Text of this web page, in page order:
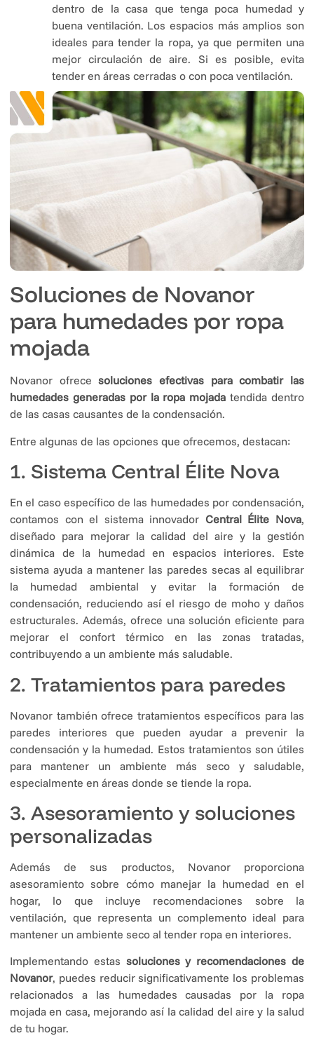
dentro de la casa que tenga poca humedad y
buena ventilación. Los espacios más amplios son
ideales para tender la ropa, ya que permiten una
mejor circulación de aire. Si es posible, evita
tender en áreas cerradas o con poca ventilación.
Soluciones de Novanor
para humedades por ropa
mojada
Novanor ofrecesoluciones efectivas para combatir las
humedades generadas por la ropa mojada tendida dentro
de las casas causantes de la condensación.
Entre algunas de las opciones que ofrecemos, destacan:
1. Sistema Central Élite Nova
En el caso específico de las humedades por condensación,
contamos con el sistema innovador Central Élite Nova,
diseñado para mejorar la calidad del aire y la gestión
dinámica de la humedad en espacios interiores. Este
sistema ayuda a mantener las paredes secas al equilibrar
la humedad ambiental y evitar la formación de
condensación, reduciendo así el riesgo de moho y daños
estructurales. Además, ofrece una solución eficiente para
mejorar el confort térmico en las zonas tratadas,
contribuyendo a un ambiente más saludable.
2. Tratamientos para paredes
Novanor también ofrece tratamientos específicos para las
paredes interiores que pueden ayudar a prevenir la
condensación y la humedad. Estos tratamientos son útiles
para mantener un ambiente más seco y saludable,
especialmente en áreas donde se tiende la ropa.
3. Asesoramiento y soluciones
personalizadas
Además de sus productos, Novanor proporciona
asesoramiento sobre cómo manejar la humedad en el
hogar, lo que incluye recomendaciones sobre la
ventilación, que representa un complemento ideal para
mantener un ambiente seco al tender ropa en interiores.
Implementando estas soluciones y recomendaciones de
Novanor, puedes reducir significativamente los problemas
relacionados a las humedades causadas por la ropa
mojada en casa, mejorando así la calidad del aire y la salud
de tu hogar.